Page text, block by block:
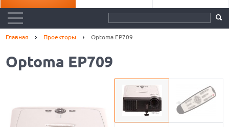
Главная Проекторы Optoma EP709
Optoma EP709